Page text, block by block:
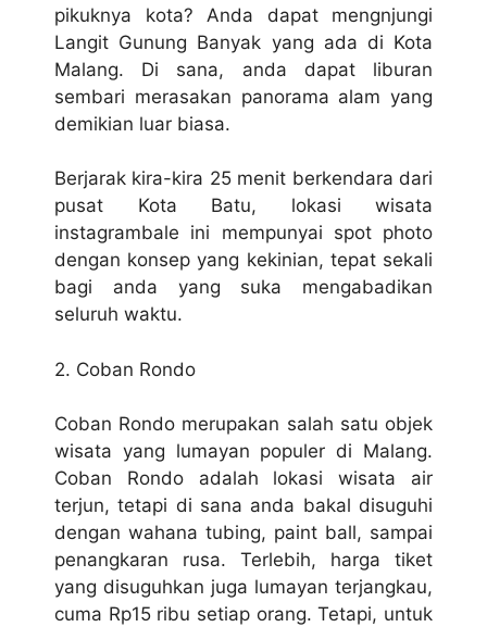
pikuknya kota? Anda dapat mengnjungi
Langit Gunung Banyak yang ada di Kota
Malang. Di sana, anda dapat liburan
sembari merasakan panorama alam yang
demikian luar biasa.
Berjarak kira-kira 25 menit berkendara dari
pusat Kota Batu, lokasi wisata
instagrambale ini mempunyai spot photo
dengan konsep yang kekinian, tepat sekali
bagi anda yang suka mengabadikan
seluruh waktu.
2. Coban Rondo
Coban Rondo merupakan salah satu objek
wisata yang lumayan populer di Malang.
Coban Rondo adalah lokasi wisata air
terjun, tetapi di sana anda bakal disuguhi
dengan wahana tubing, paint ball, sampai
penangkaran rusa. Terlebih, harga tiket
yang disuguhkan juga lumayan terjangkau,
cuma Rp15 ribu setiap orang. Tetapi, untuk